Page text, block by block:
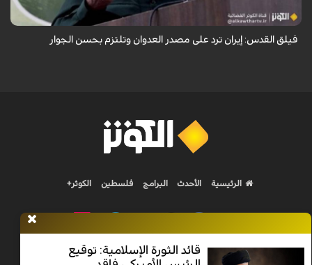
فيلق القدس: إيران ترد على مصدر العدوان وتلتزم بحسن الجوار
قائد الثورة الإسلامية: توقيع
الرئيسية الأحدث البرامج فلسطين الكوثر+